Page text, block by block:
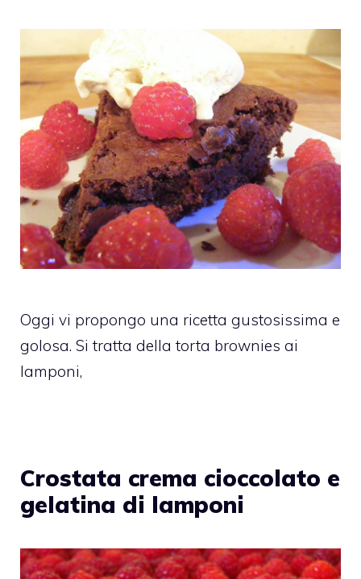
Oggi vi propongo una ricetta gustosissima e
golosa. Si tratta della torta brownies ai
lamponi,
Crostata crema cioccolato e
gelatina di lamponi